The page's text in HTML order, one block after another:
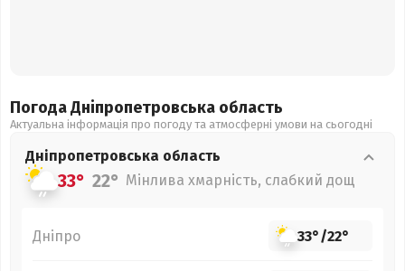
Погода Дніпропетровська область
Актуальна інформація про погоду та атмосферні умови на сьогодні
Дніпропетровська область
33° 22° Мінлива хмарність, слабкий дощ
Дніпро 33°/22°